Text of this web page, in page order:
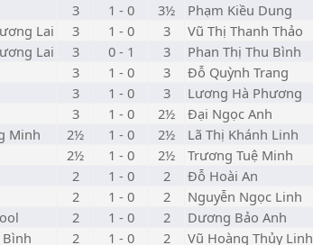
3 1 - 0 3½ Phạm Kiều Dung
Lai 3 1 - 0 3 Vũ Thị Thanh Thảo
Lai 3 0 - 1 3 Phan Thị Thu Bình
3 1 - 0 3 Đỗ Quỳnh Trang
3 1 - 0 3 Lương Hà Phương
3 1 - 0 2½ Đại Ngọc Anh
Minh 2½ 1 - 0 2½ Lã Thị Khánh Linh
2½ 1 - 0 2½ Trương Tuệ Minh
2 1 - 0 2 Đỗ Hoài An
2 1 - 0 2 Nguyễn Ngọc Linh
2 1 - 0 2 Dương Bảo Anh
2 1 - 0 2 Vũ Hoàng Thủy Linh